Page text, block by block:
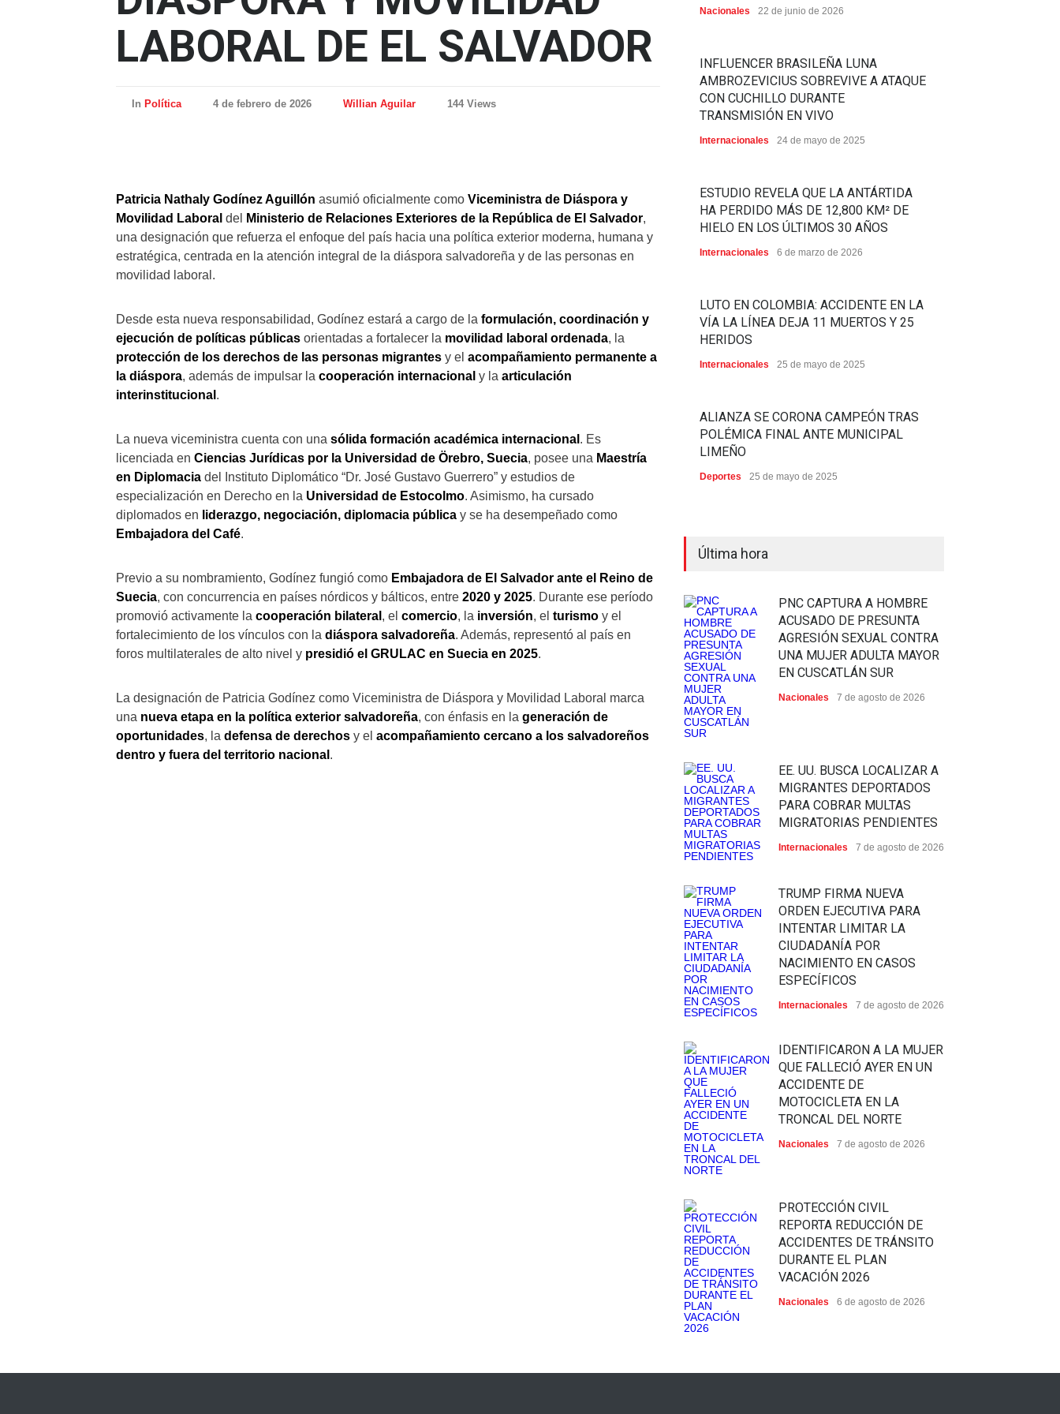
LABORAL DE EL SALVADOR
In Política 4 de febrero de 2026 Willian Aguilar 144 Views
Patricia Nathaly Godínez Aguillón asumió oficialmente como Viceministra de Diáspora y
Movilidad Laboral del Ministerio de Relaciones Exteriores de la República de El Salvador,
una designación que refuerza el enfoque del país hacia una política exterior moderna, humana y
estratégica, centrada en la atención integral de la diáspora salvadoreña y de las personas en
movilidad laboral.
Desde esta nueva responsabilidad, Godínez estará a cargo de la formulación, coordinación y
ejecución de políticas públicas orientadas a fortalecer la movilidad laboral ordenada, la
protección de los derechos de las personas migrantes y el acompañamiento permanente a
la diáspora, además de impulsar la cooperación internacional y la articulación
interinstitucional .
La nueva viceministra cuenta con una sólida formación académica internacional . Es
licenciada en Ciencias Jurídicas por la Universidad de Örebro, Suecia, posee una Maestría
en Diplomacia del Instituto Diplomático “Dr. José Gustavo Guerrero” y estudios de
especialización en Derecho en la Universidad de Estocolmo. Asimismo, ha cursado
diplomados en liderazgo, negociación, diplomacia pública y se ha desempeñado como
Embajadora del Café.
Previo a su nombramiento, Godínez fungió como Embajadora de El Salvador ante el Reino de
Suecia, con concurrencia en países nórdicos y bálticos, entre 2020 y 2025. Durante ese período
promovió activamente la cooperación bilateral , el comercio, la inversión, el turismo y el
fortalecimiento de los vínculos con la diáspora salvadoreña. Además, representó al país en
foros multilaterales de alto nivel y presidió el GRULAC en Suecia en 2025.
La designación de Patricia Godínez como Viceministra de Diáspora y Movilidad Laboral marca
una nueva etapa en la política exterior salvadoreña, con énfasis en la generación de
oportunidades, la defensa de derechos y el acompañamiento cercano a los salvadoreños
dentro y fuera del territorio nacional .
Nacionales 22 de junio de 2026
INFLUENCER BRASILEÑA LUNA
AMBROZEVICIUS SOBREVIVE A ATAQUE
CON CUCHILLO DURANTE
TRANSMISIÓN EN VIVO
Internacionales 24 de mayo de 2025
ESTUDIO REVELA QUE LA ANTÁRTIDA
HA PERDIDO MÁS DE 12,800 KM² DE
HIELO EN LOS ÚLTIMOS 30 AÑOS
Internacionales 6 de marzo de 2026
LUTO EN COLOMBIA: ACCIDENTE EN LA
VÍA LA LÍNEA DEJA 11 MUERTOS Y 25
HERIDOS
Internacionales 25 de mayo de 2025
ALIANZA SE CORONA CAMPEÓN TRAS
POLÉMICA FINAL ANTE MUNICIPAL
LIMEÑO
Deportes 25 de mayo de 2025
Última hora
PNC CAPTURA A HOMBRE
ACUSADO DE PRESUNTA
AGRESIÓN SEXUAL CONTRA
UNA MUJER ADULTA MAYOR
EN CUSCATLÁN SUR
Nacionales 7 de agosto de 2026
EE. UU. BUSCA LOCALIZAR A
MIGRANTES DEPORTADOS
PARA COBRAR MULTAS
MIGRATORIAS PENDIENTES
Internacionales 7 de agosto de 2026
TRUMP FIRMA NUEVA
ORDEN EJECUTIVA PARA
INTENTAR LIMITAR LA
CIUDADANÍA POR
NACIMIENTO EN CASOS
ESPECÍFICOS
Internacionales 7 de agosto de 2026
IDENTIFICARON A LA MUJER
QUE FALLECIÓ AYER EN UN
ACCIDENTE DE
MOTOCICLETA EN LA
TRONCAL DEL NORTE
Nacionales 7 de agosto de 2026
PROTECCIÓN CIVIL
REPORTA REDUCCIÓN DE
ACCIDENTES DE TRÁNSITO
DURANTE EL PLAN
VACACIÓN 2026
Nacionales 6 de agosto de 2026